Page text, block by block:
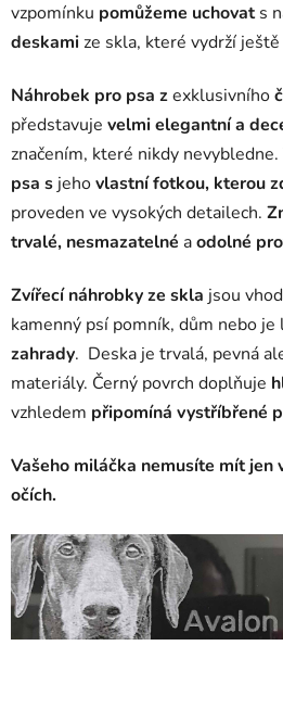
vzpomínku pomůžeme uchovat s
deskamize skla, které vydrží
Náhrobek pro psa zexklusivního
představuje velmi elegantní a
značením, které nikdy nevybledne.
psa s jehovlastní fotkou, kterou
proveden ve vysokých detailech.
trvalé, nesmazatelné aodolné
Zvířecí náhrobky ze skla jsou
kamenný psí pomník, dům nebo je
zahrady. Deska je trvalá, pevná
materiály. Černý povrch doplňuje
vzhledem připomíná vystříbřené
Vašeho miláčka nemusíte mít jen
očích.